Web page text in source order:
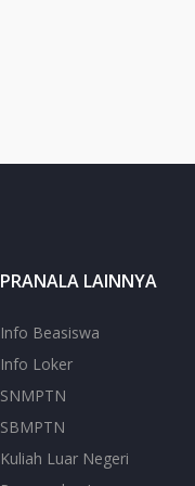
PRANALA LAINNYA
Info Beasiswa
Info Loker
SNMPTN
SBMPTN
Kuliah Luar Negeri